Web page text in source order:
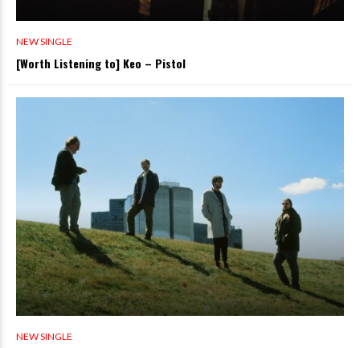
NEW SINGLE
[Worth Listening to] Keo – Pistol
NEW SINGLE